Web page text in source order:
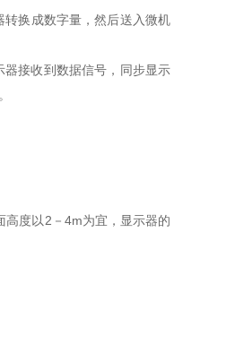
换成数字量，然后送入微机
接收到数据信号，同步显示
高度以2－4m为宜，显示器的